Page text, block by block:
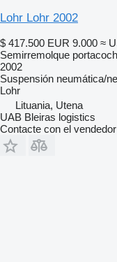
Lohr Lohr 2002
$ 417.500 EUR 9.000 ≈
Semirremolque
2002
Suspensión neumática/
Lohr
Lituania, Utena
UAB Bleiras logistics
Contacte con el vendedor